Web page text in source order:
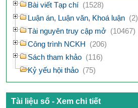
Bài viết Tạp chí (1528)
Luận án, Luận văn, Khoá luận (2)
Tài nguyên truy cập mở (10467)
Công trình NCKH (206)
Sách tham khảo (116)
Kỷ yếu hội thảo (75)
Tài liệu số - Xem chi tiết